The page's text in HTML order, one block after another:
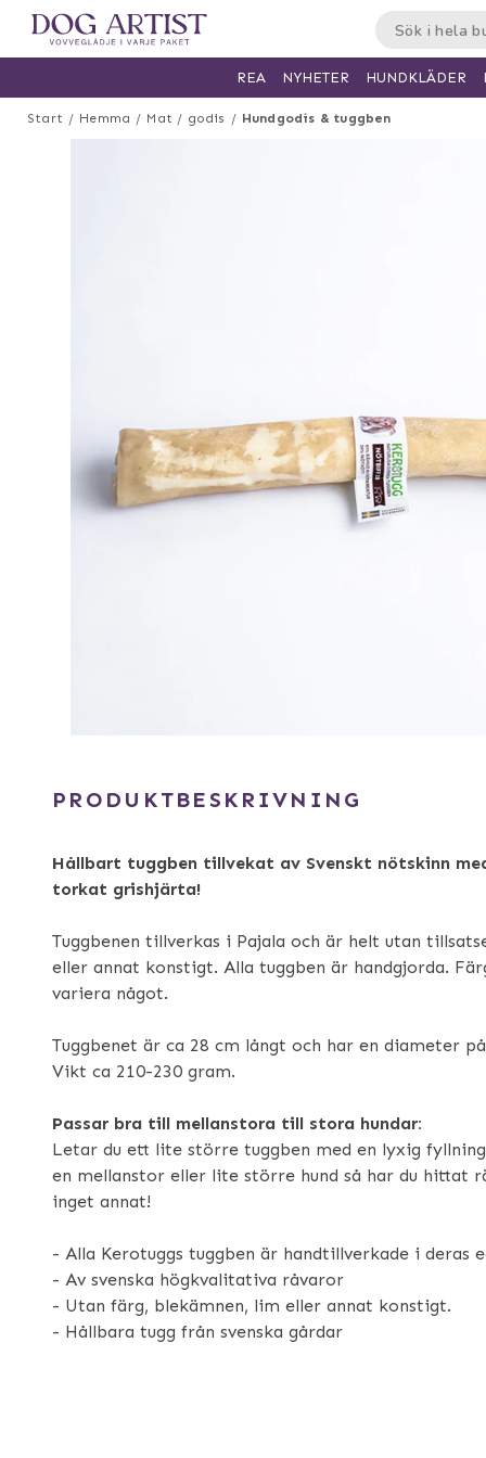
Start Hemma Mat / godis Hundgodis & tuggben
PRODUKTBESKRIVNING
Hållbart tuggben tillvekat av Svenskt nötskinn
torkat grishjärta!
Tuggbenen tillverkas i Pajala och är helt utan
eller annat konstigt. Alla tuggben är handgjorda.
variera något.
Tuggbenet är ca 28 cm långt och har en diameter
Vikt ca 210-230 gram.
Passar bra till mellanstora till stora hundar:
Letar du ett lite större tuggben med en lyxig
en mellanstor eller lite större hund så har du hittat
inget annat!
- Alla Kerotuggs tuggben är handtillverkade i deras
- Av svenska högkvalitativa råvaror
- Utan färg, blekämnen, lim eller annat konstigt.
- Hållbara tugg från svenska gårdar
REA NYHETER HUNDKLÄDER